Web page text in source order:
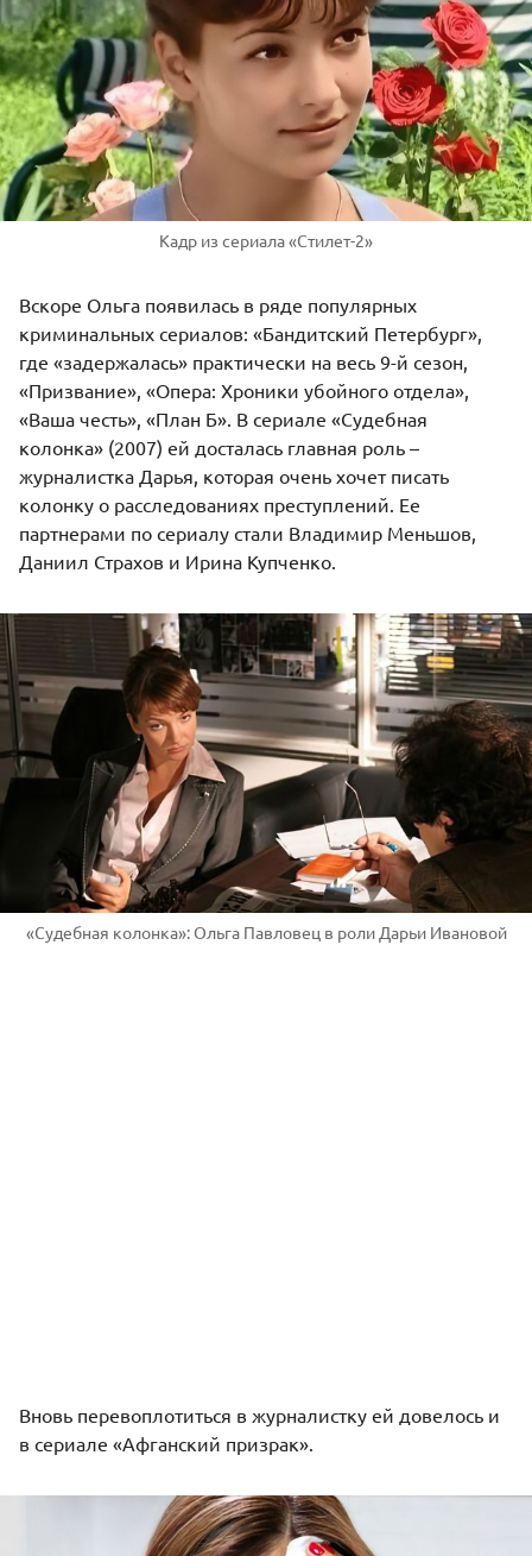
Кадр из сериала «Стилет-2»
Вскоре Ольга появилась в ряде популярных
криминальных сериалов: «Бандитский Петербург»,
где «задержалась» практически на весь 9-й сезон,
«Призвание», «Опера: Хроники убойного отдела»,
«Ваша честь», «План Б». В сериале «Судебная
колонка» (2007) ей досталась главная роль –
журналистка Дарья, которая очень хочет писать
колонку о расследованиях преступлений. Ее
партнерами по сериалу стали Владимир Меньшов
Даниил Страхов и Ирина Купченко
«Судебная колонка»: Ольга Павловец в роли Дарьи Ивановой
Вновь перевоплотиться в журналистку ей довелось и
в сериале «Афганский призрак».